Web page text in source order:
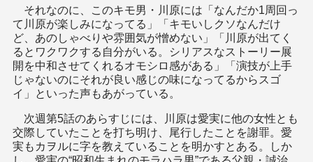
それなのに、このキモ男・川原には「なんだか1周回っ
て川原が楽しみになってる」「キモいしクソなんだけ
ど、あのしゃべりや雰囲気が憎めない」「川原が出てく
るとワクワクする自分がいる。シリアスなストーリー展
開を中和させてくれるオモシロ感がある」「演技が上手
じゃないのにそれが良い感じの味になってるからスゴ
イ」といった声もあがっている。
次週第5話のあらすじには、川原は愛実に他の女性とも
交際していたことを打ち明け、尾行したことを謝罪。愛
実もカヲルに字を教えていることを明かすとある。しか